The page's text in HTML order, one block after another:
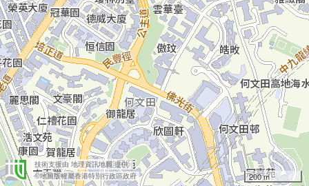
©地圖版權屬香港特別行政區政府
技術支援由 地理資訊地圖提供
200 m